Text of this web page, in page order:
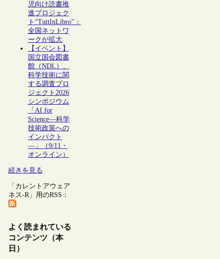
児向け読書推
進プロジェク
ト“TuttInLibro”：
全国ネットワ
ークが拡大
【イベント】
国立国会図書
館（NDL）、
科学技術に関
する調査プロ
ジェクト2026
シンポジウム
「AI for
Science―科学
技術政策への
インパクト
―」（9/11・
オンライン）
続きを見る
「カレントアウェア
ネス-R」用のRSS：
よく読まれている
コンテンツ（本
日）